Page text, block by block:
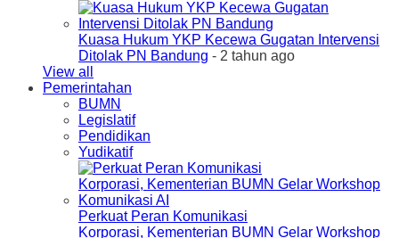
Kuasa Hukum YKP Kecewa Gugatan Intervensi
Ditolak PN Bandung - 2 tahun ago
View all
Pemerintahan
BUMN
Legislatif
Pendidikan
Yudikatif
Perkuat Peran Komunikasi
Korporasi, Kementerian BUMN Gelar Workshop